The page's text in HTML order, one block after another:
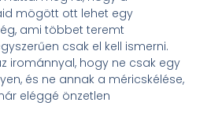
mögött ott lehet egy
ami többet teremt
csak el kell ismerni.
irománnyal, hogy ne csak egy
és ne annak a méricskélése,
eléggé önzetlen